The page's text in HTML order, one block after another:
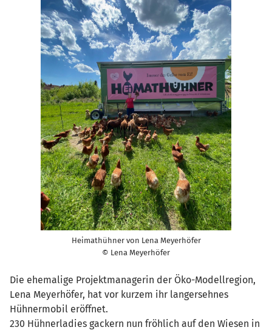
Heimathühner von Lena Meyerhöfer
© Lena Meyerhöfer
Die ehemalige Projektmanagerin der Öko-Modellregion,
Lena Meyerhöfer, hat vor kurzem ihr langersehnes
Hühnermobil eröffnet.
230 Hühnerladies gackern nun fröhlich auf den Wiesen in